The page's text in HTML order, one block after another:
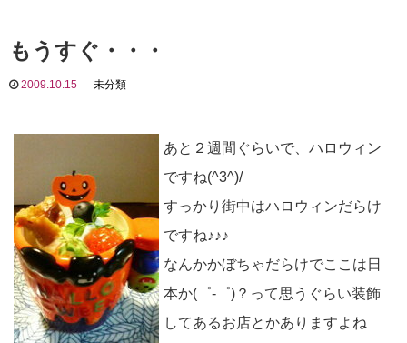
もうすぐ・・・
2009.10.15 未分類
あと２週間ぐらいで、ハロウィン
ですね(^3^)/
すっかり街中はハロウィンだらけ
ですね♪♪♪
なんかかぼちゃだらけでここは日
本か(゜-゜)？って思うぐらい装飾
してあるお店とかありますよね